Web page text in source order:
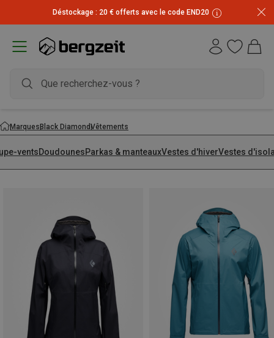
Déstockage : 20 € offerts avec le code END20
MarquesBlack DiamondVêtements
ventsDoudounesParkas & manteauxVestes d'hiverVestes